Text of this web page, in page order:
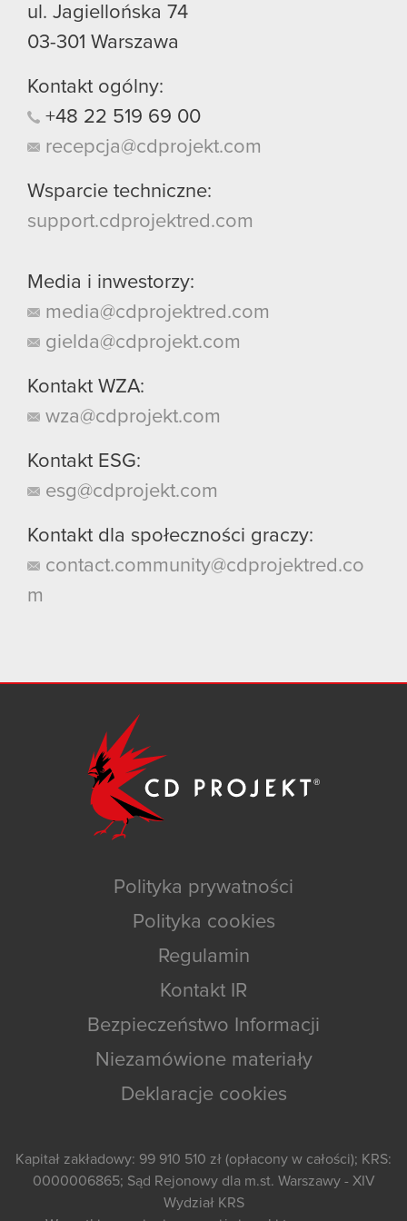
ul. Jagiellońska 74
03-301 Warszawa
Kontakt ogólny:
+48 22 519 69 00
recepcja@cdprojekt.com
Wsparcie techniczne:
support.cdprojektred.com
Media i inwestorzy:
media@cdprojektred.com
gielda@cdprojekt.com
Kontakt WZA:
wza@cdprojekt.com
Kontakt ESG:
esg@cdprojekt.com
Kontakt dla społeczności graczy:
contact.community@cdprojektred.co
m
Polityka prywatności
Polityka cookies
Regulamin
Kontakt IR
Bezpieczeństwo Informacji
Niezamówione materiały
Deklaracje cookies
Kapitał zakładowy: 99 910 510 zł (opłacony w całości); KRS:
0000006865; Sąd Rejonowy dla m.st. Warszawy - XIV
Wydział KRS